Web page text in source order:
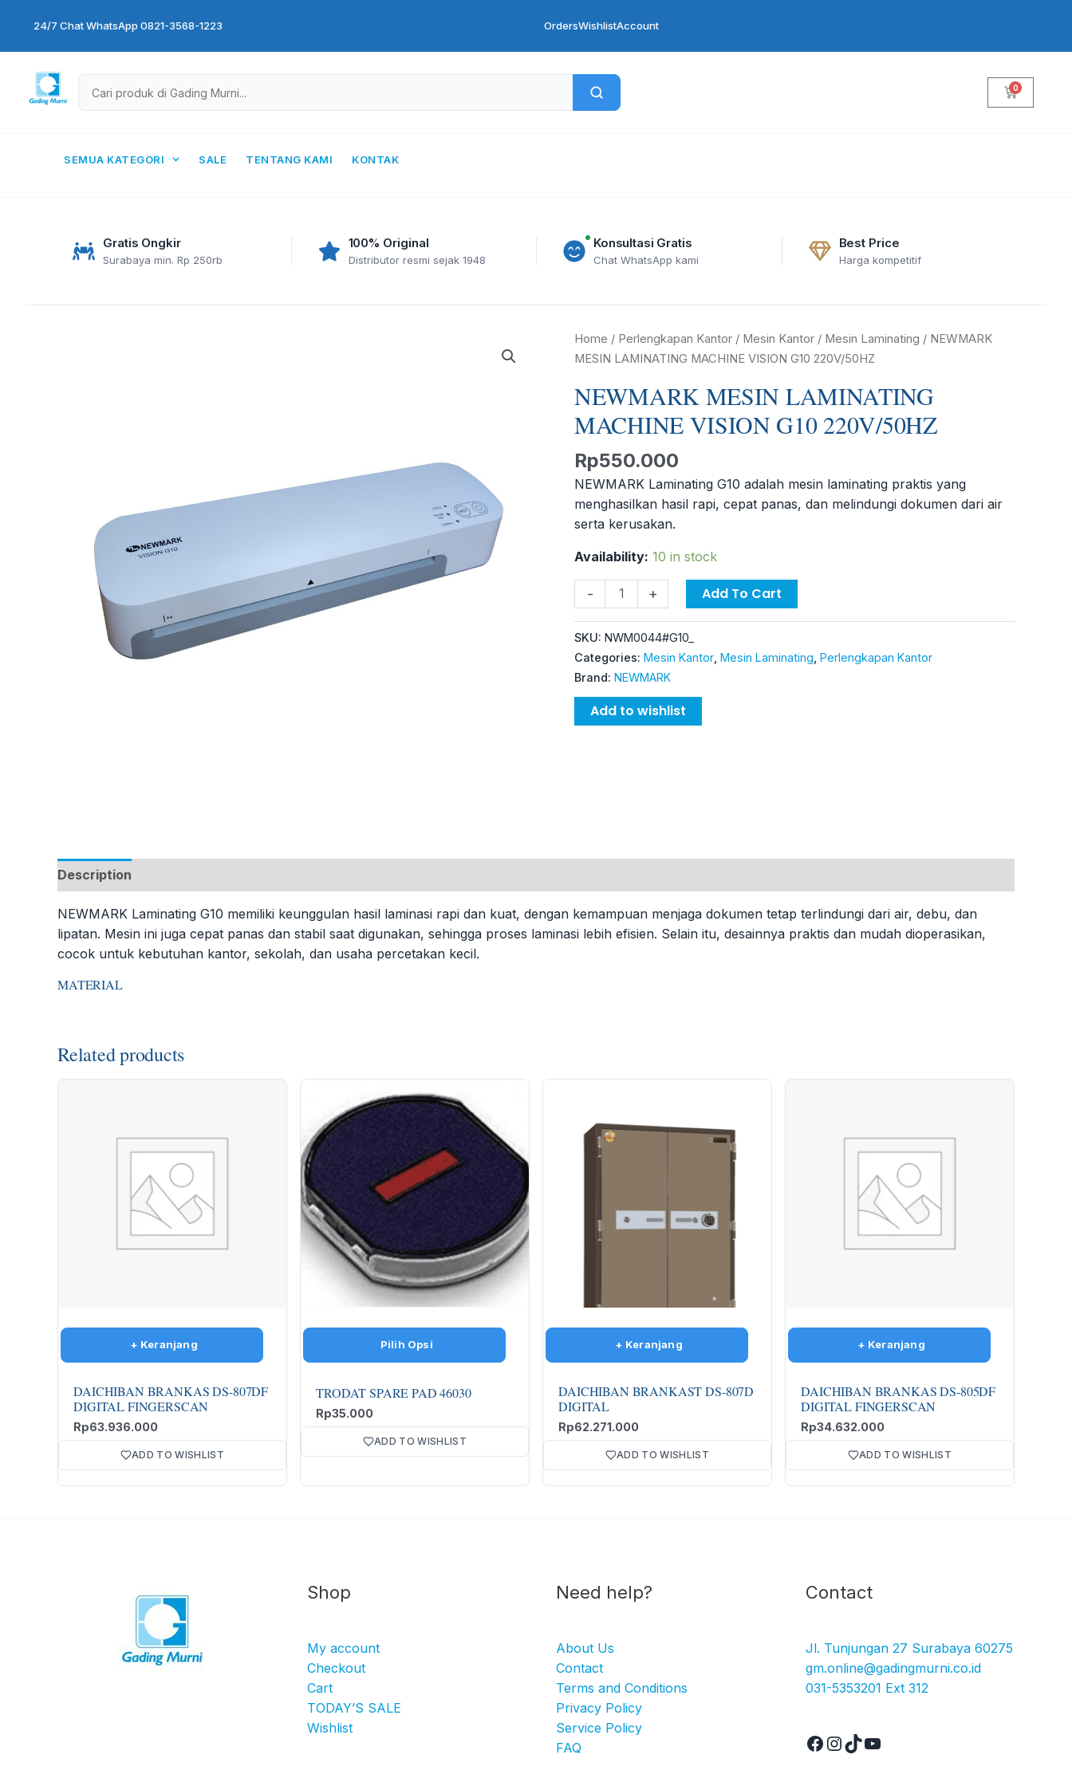
content
24/7 Chat WhatsApp 0821-3568-1223 OrdersWishlistAccount
0
Cart
SEMUA KATEGORI SALE TENTANG KAMI KONTAK
Gratis Ongkir
Surabaya min. Rp 250rb
100% Original
Distributor resmi sejak 1948
Konsultasi Gratis
Chat WhatsApp kami
Best Price
Harga kompetitif
Home / Perlengkapan Kantor / Mesin Kantor / Mesin Laminating / NEWMARK
MESIN LAMINATING MACHINE VISION G10 220V/50HZ
NEWMARK MESIN LAMINATING
MACHINE VISION G10 220V/50HZ
Rp550.000
NEWMARK Laminating G10 adalah mesin laminating praktis yang
menghasilkan hasil rapi, cepat panas, dan melindungi dokumen dari air
serta kerusakan.
Availability: 10 in stock
-
NEWMARK
MESIN
MACHINE
VISION
G10
220V/50HZ
quantity
+ Add To Cart
SKU: NWM0044#G10_
Categories: Mesin Kantor Mesin Laminating Perlengkapan Kantor
Brand: NEWMARK
Add to wishlist
Description
NEWMARK Laminating G10 memiliki keunggulan hasil laminasi rapi dan kuat, dengan kemampuan menjaga dokumen tetap terlindungi dari air, debu, dan
lipatan. Mesin ini juga cepat panas dan stabil saat digunakan, sehingga proses laminasi lebih efisien. Selain itu, desainnya praktis dan mudah dioperasikan,
cocok untuk kebutuhan kantor, sekolah, dan usaha percetakan kecil.
MATERIAL
Related products
DAICHIBAN BRANKAS DS-807DF
DIGITAL FINGERSCAN
Rp63.936.000
ADD TO WISHLIST
TRODAT SPARE PAD 46030
Rp35.000
ADD TO WISHLIST
DAICHIBAN BRANKAST DS-807D
DIGITAL
Rp62.271.000
ADD TO WISHLIST
DAICHIBAN BRANKAS DS-805DF
DIGITAL FINGERSCAN
Rp34.632.000
ADD TO WISHLIST
Shop
My account
Checkout
Cart
TODAY’S SALE
Wishlist
Need help?
About Us
Contact
Terms and Conditions
Privacy Policy
Service Policy
FAQ
Contact
Jl. Tunjungan 27 Surabaya 60275
gm.online@gadingmurni.co.id
031-5353201 Ext 312
Facebook
Instagram
TikTokYouTube